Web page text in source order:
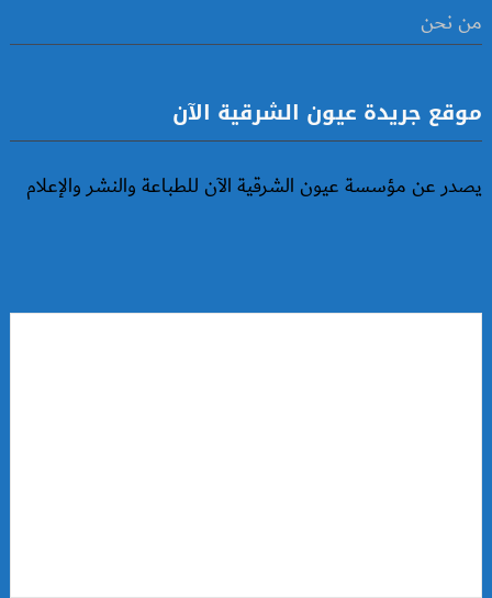
من نحن
موقع جريدة عيون الشرقية الآن
يصدر عن مؤسسة عيون الشرقية الآن للطباعة والنشر والإعلام